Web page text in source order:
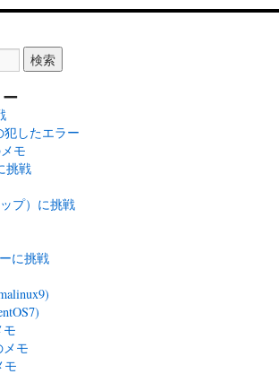
犯したエラー
モ
挑戦
プ）に挑戦
に挑戦
メモ
モ